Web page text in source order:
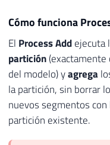
Cómo funciona
El Process Addejecuta
partición
del modelo) yagrega
la partición, sin borrar
nuevos segmentos
partición existente.